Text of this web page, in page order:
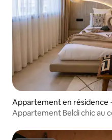
Appartement en résidence
Appartement Beldi chic au